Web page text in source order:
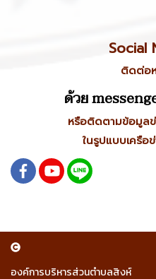
Social
ติดต่อ
ด้วย
หรือติดตามข้อมูล
ในรูปแบบเครือ
องค์การบริหารส่วนตำบลสิงห์